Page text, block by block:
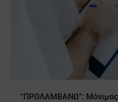
“ΠΡΟΛΑΜΒΑΝΩ”: Μόνιμος